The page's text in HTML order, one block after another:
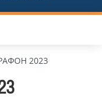
2023